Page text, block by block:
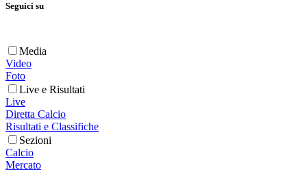
Seguici su
Media
Video
Foto
Live e Risultati
Live
Diretta Calcio
Risultati e Classifiche
Sezioni
Calcio
Mercato